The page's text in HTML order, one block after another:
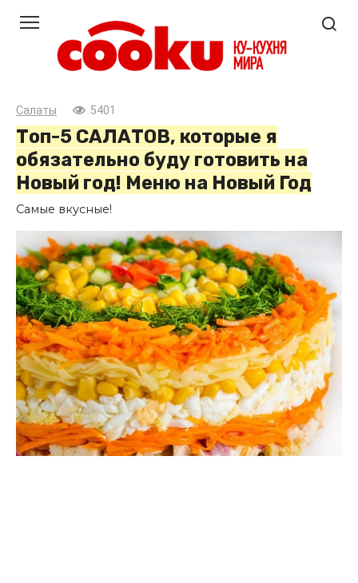
контенту
Салаты 5401
Топ-5 САЛАТОВ, которые я
обязательно буду готовить на
Новый год! Меню на Новый Год
Самые вкусные!